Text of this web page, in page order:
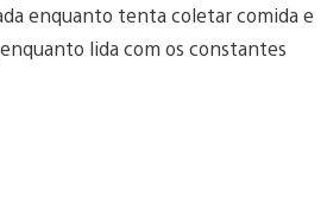
enquanto tenta coletar comida e
lida com os constantes